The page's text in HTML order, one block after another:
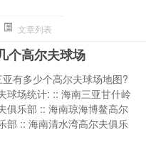
文章列表
个高尔夫球场
有多少个高尔夫球场地图?
球场统计: :: 海南三亚甘什岭
俱乐部 :: 海南琼海博鳌高尔
部 :: 海南清水湾高尔夫俱乐